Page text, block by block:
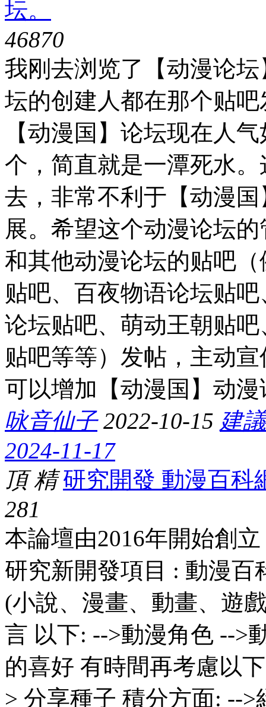
坛。
46870
我刚去浏览了【动漫论
坛的创建人都在那个贴
【动漫国】论坛现在人
个，简直就是一潭死水
去，非常不利于【动漫
展。希望这个动漫论坛
和其他动漫论坛的贴吧
贴吧、百夜物语论坛贴
论坛贴吧、萌动王朝贴
贴吧等等）发帖，主动
可以增加【动漫国】动漫
咏音仙子 2022-10-15 建
2024-11-17
頂 精 研究開發 動漫百科
281
本論壇由2016年開始創
研究新開發項目 : 動漫百
(小說、漫畫、動畫、遊
言 以下: -->動漫角色 -->
的喜好 有時間再考慮以
> 分享種子 積分方面: --